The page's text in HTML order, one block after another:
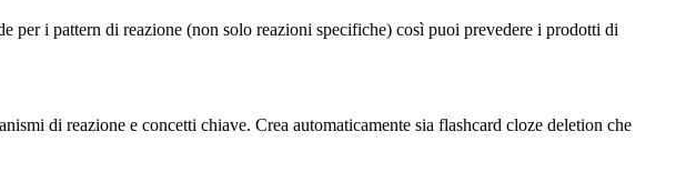
per i pattern di reazione (non solo reazioni specifiche) così puoi prevedere i prodotti di
di reazione e concetti chiave. Crea automaticamente sia flashcard cloze deletion che